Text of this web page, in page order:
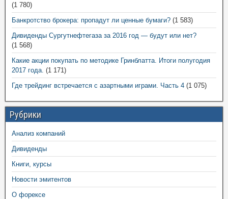
(1 780)
Банкротство брокера: пропадут ли ценные бумаги? (1 583)
Дивиденды Сургутнефтегаза за 2016 год — будут или нет?
(1 568)
Какие акции покупать по методике Гринблатта. Итоги полугодия
2017 года. (1 171)
Где трейдинг встречается с азартными играми. Часть 4 (1 075)
Рубрики
Анализ компаний
Дивиденды
Книги, курсы
Новости эмитентов
О форексе